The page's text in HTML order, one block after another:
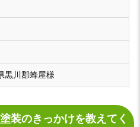
黒川郡蜂屋様
装のきっかけを教えてく